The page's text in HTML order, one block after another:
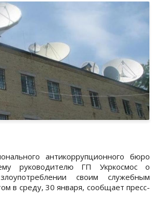
антикоррупционного бюро
руководителю ГП Укркосмос о
своим служебным
в среду, 30 января, сообщает пресс-